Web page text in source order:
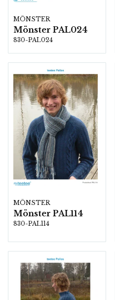
MÖNSTER
Mönster PAL024
830-PAL024
MÖNSTER
Mönster PAL114
830-PAL114